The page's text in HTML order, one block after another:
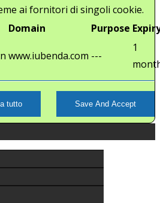
ai fornitori di singoli cookie.
Domain Purpose
www.iubenda.com ---
1
tutto Save And Accept